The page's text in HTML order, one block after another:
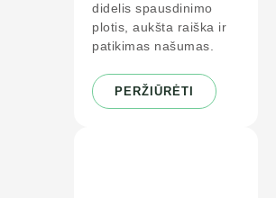
didelis spausdinimo
plotis, aukšta raiška ir
patikimas našumas.
PERŽIŪRĖTI